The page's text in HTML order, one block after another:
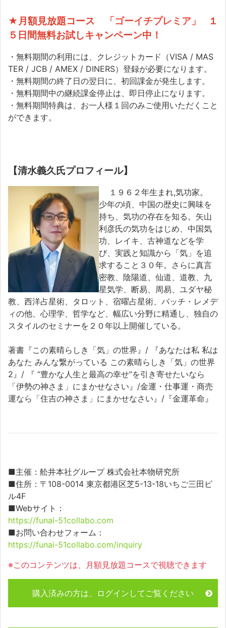
★月額見放題コース 「ゴーイチプレミア」
１
５日間無料お試しキャンペーン中！
・無料期間の利用には、クレジットカード（VISA / MAS
TER / JCB / AMEX / DINERS）登録が必要になります。
・無料期間の終了日の翌日に、初回課金が発生します。
・無料期間中の継続課金停止は、即日停止になります。
・無料期間特典は、お一人様１回のみご使用いただくこと
ができます。
【清水義久氏プロフィール】
１９６２年生まれ,気功家。
少年の頃、中国の歴史に興味を
持ち、気功の存在を知る。矢山
利彦氏の気功をはじめ、中国気
功、レイキ、古神道などを学
び、実践と知識から「気」を追
求すること３０年。さらに真言
密教、陰陽道、仙道、道教、九
星気学、断易、周易、ユダヤ秘
教、西洋占星術、タロット、宿曜占星術、バッチ・レメデ
ィの他、心理学、哲学など、幅広い分野に精通し、独自の
スタイルのセミナーを２０年以上開催している。
著書『この素晴らしき「気」の世界』/ 『あなたは私 私は
あなた みんな繋がっている この素晴らしき「気」の世界
2』/ 『 “豊かな人生と最高の幸せ”を引き寄せたいなら
「伊勢の神さま」にまかせなさい』/金運・仕事運・商売
運なら「住吉の神さま」にまかせなさい』/『金運革命』
■主催：舩井本社グループ 株式会社本物研究所
■住所：〒108-0014 東京都港区芝5-13-18いちご三田ビ
ル4F
■Webサイト：
https://funai-51collabo.com
■お問い合わせフォーム：
https://funai-51collabo.com/inquiry
※このコンテンツは、月額見放題コースで視聴できます
購入済みの方は、ログインしてご覧ください